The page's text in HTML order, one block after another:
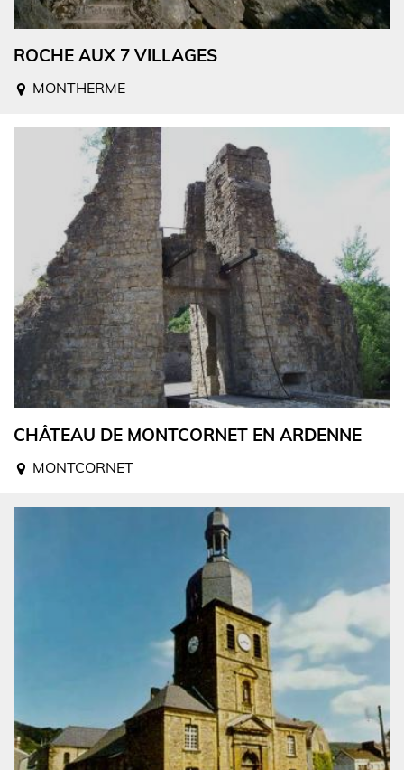
ROCHE AUX 7 VILLAGES
MONTHERME
CHÂTEAU DE MONTCORNET EN ARDENNE
MONTCORNET